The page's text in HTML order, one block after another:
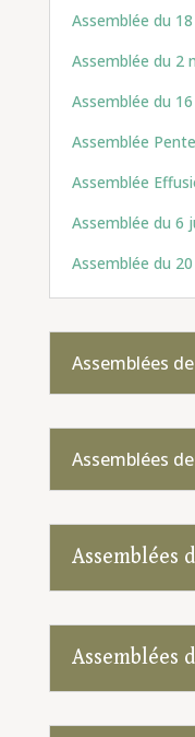
Assemblée du
Assemblée du 2
Assemblée du
Assemblée
Assemblée
Assemblée du 6
Assemblée du
Assemblées
Assemblées
Assemblées
Assemblées